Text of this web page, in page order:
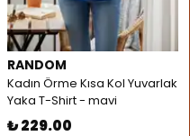
RANDOM
Kadın Örme Kısa Kol Yuvarlak
Yaka T-Shirt - mavi
₺ 229.00